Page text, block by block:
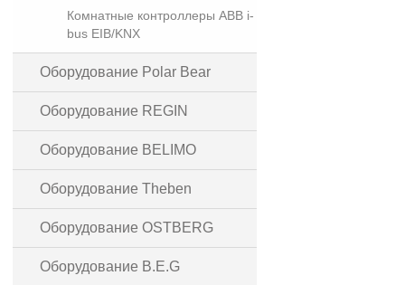
Комнатные контроллеры ABB i-
bus EIB/KNX
Оборудование Polar Bear
Оборудование REGIN
Оборудование BELIMO
Оборудование Theben
Оборудование OSTBERG
Оборудование B.E.G